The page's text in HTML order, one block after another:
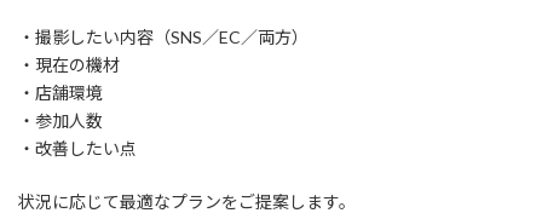
・撮影したい内容（SNS／EC／両方）
・現在の機材
・店舗環境
・参加人数
・改善したい点
状況に応じて最適なプランをご提案します。